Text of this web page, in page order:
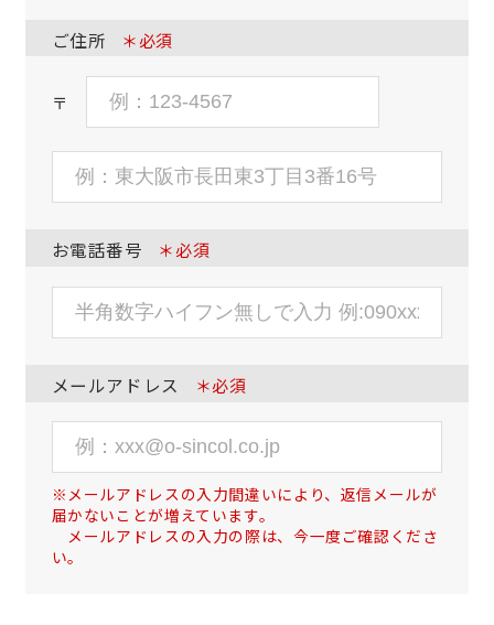
ご住所 ＊必須
〒
お電話番号 ＊必須
メールアドレス ＊必須
※メールアドレスの入力間違いにより、返信メールが
届かないことが増えています。
メールアドレスの入力の際は、今一度ご確認くださ
い。